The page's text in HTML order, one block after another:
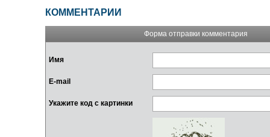
КОММЕНТАРИИ
Форма отправки комментария
Имя
E-mail
Укажите код с картинки